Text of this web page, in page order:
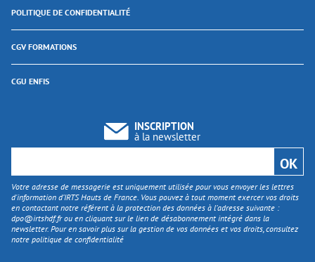
POLITIQUE DE CONFIDENTIALITÉ
CGV FORMATIONS
CGU ENFIS
INSCRIPTION
à la newsletter
Votre adresse de messagerie est uniquement utilisée pour vous envoyer les lettres
d'information d’IRTS Hauts de France. Vous pouvez à tout moment exercer vos droits
en contactant notre référent à la protection des données à l’adresse suivante :
dpo@irtshdf.frou en cliquant sur le lien de désabonnement intégré dans la
newsletter. Pour en savoir plus sur la gestion de vos données et vos droits, consultez
notre politique de confidentialité